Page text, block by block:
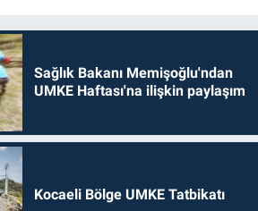
Sağlık Bakanı Memişoğlu'ndan
UMKE Haftası'na ilişkin paylaşım
Kocaeli Bölge UMKE Tatbikatı